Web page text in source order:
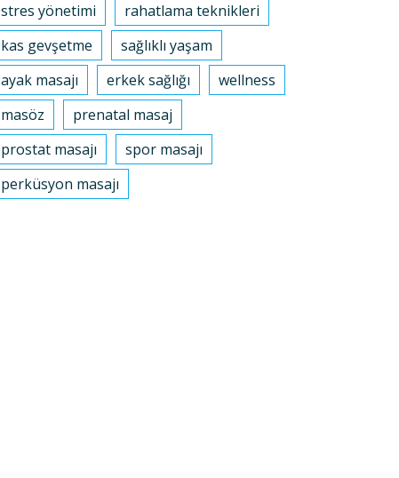
stres yönetimi
rahatlama teknikleri
kas gevşetme
sağlıklı yaşam
ayak masajı
erkek sağlığı
wellness
masöz
prenatal masaj
prostat masajı
spor masajı
perküsyon masajı